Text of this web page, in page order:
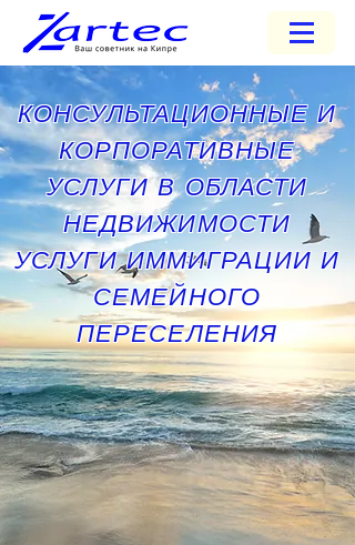
КОНСУЛЬТАЦИОННЫЕ И
КОРПОРАТИВНЫЕ
УСЛУГИ В ОБЛАСТИ
НЕДВИЖИМОСТИ
УСЛУГИ ИММИГРАЦИИ И
СЕМЕЙНОГО
ПЕРЕСЕЛЕНИЯ